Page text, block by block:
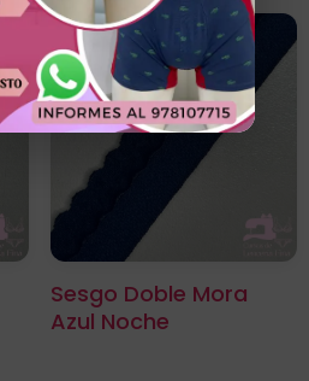
Sesgo Doble Mora
Azul Noche